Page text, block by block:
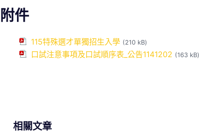
附件
115特殊選才單獨招生入學 (210 kB)
口試注意事項及口試順序表_公告1141202 (163 kB)
相關文章